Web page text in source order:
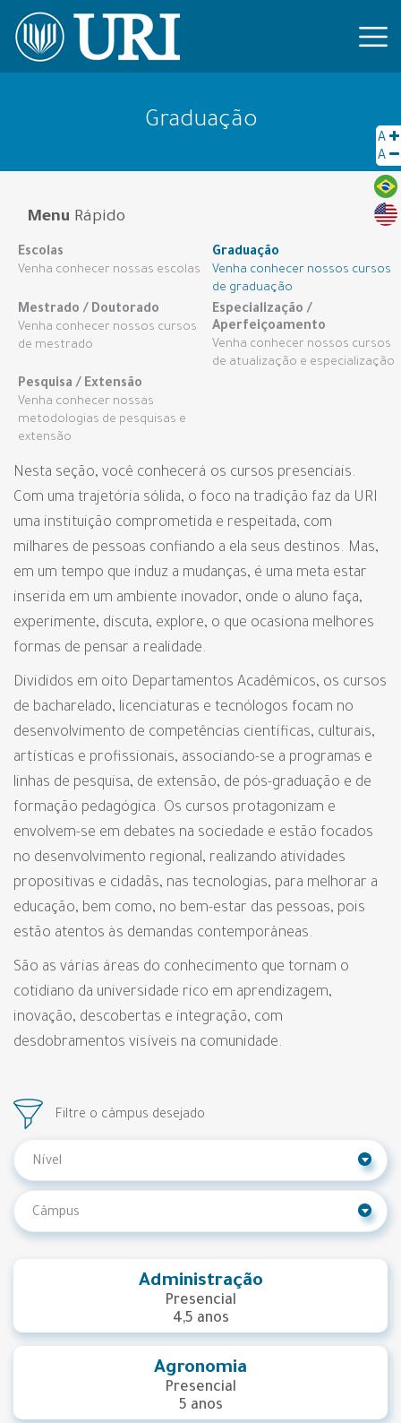
A
A
Graduação
Menu Rápido
Escolas
Venha conhecer nossas escolas
Graduação
Venha conhecer nossos cursos
de graduação
Mestrado / Doutorado
Venha conhecer nossos cursos
de mestrado
Especialização /
Aperfeiçoamento
Venha conhecer nossos cursos
de atualização e especialização
Pesquisa / Extensão
Venha conhecer nossas
metodologias de pesquisas e
extensão
Nesta seção, você conhecerá os cursos presenciais.
Com uma trajetória sólida, o foco na tradição faz da URI
uma instituição comprometida e respeitada, com
milhares de pessoas confiando a ela seus destinos. Mas,
em um tempo que induz a mudanças, é uma meta estar
inserida em um ambiente inovador, onde o aluno faça,
experimente, discuta, explore, o que ocasiona melhores
formas de pensar a realidade.
Divididos em oito Departamentos Acadêmicos, os cursos
de bacharelado, licenciaturas e tecnólogos focam no
desenvolvimento de competências científicas, culturais,
artísticas e profissionais, associando-se a programas e
linhas de pesquisa, de extensão, de pós-graduação e de
formação pedagógica. Os cursos protagonizam e
envolvem-se em debates na sociedade e estão focados
no desenvolvimento regional, realizando atividades
propositivas e cidadãs, nas tecnologias, para melhorar a
educação, bem como, no bem-estar das pessoas, pois
estão atentos às demandas contemporâneas.
São as várias áreas do conhecimento que tornam o
cotidiano da universidade rico em aprendizagem,
inovação, descobertas e integração, com
desdobramentos visíveis na comunidade.
Filtre o câmpus desejado
Administração
Presencial
4,5 anos
Agronomia
Presencial
5 anos